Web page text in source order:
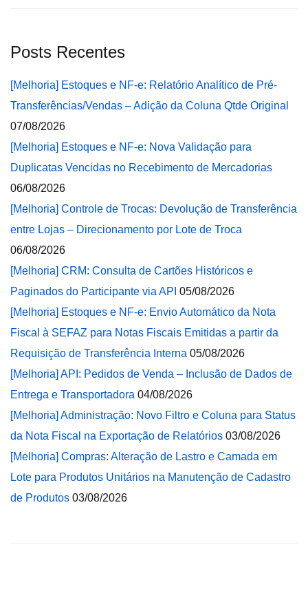
Posts Recentes
[Melhoria] Estoques e NF-e: Relatório Analítico de Pré-
Transferências/Vendas – Adição da Coluna Qtde Original
07/08/2026
[Melhoria] Estoques e NF-e: Nova Validação para
Duplicatas Vencidas no Recebimento de Mercadorias
06/08/2026
[Melhoria] Controle de Trocas: Devolução de Transferência
entre Lojas – Direcionamento por Lote de Troca
06/08/2026
[Melhoria] CRM: Consulta de Cartões Históricos e
Paginados do Participante via API 05/08/2026
[Melhoria] Estoques e NF-e: Envio Automático da Nota
Fiscal à SEFAZ para Notas Fiscais Emitidas a partir da
Requisição de Transferência Interna 05/08/2026
[Melhoria] API: Pedidos de Venda – Inclusão de Dados de
Entrega e Transportadora 04/08/2026
[Melhoria] Administração: Novo Filtro e Coluna para Status
da Nota Fiscal na Exportação de Relatórios 03/08/2026
[Melhoria] Compras: Alteração de Lastro e Camada em
Lote para Produtos Unitários na Manutenção de Cadastro
de Produtos 03/08/2026